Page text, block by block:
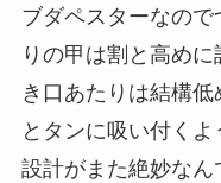
ブダペスターなの
りの甲は割と高め
き口あたりは結構
とタンに吸い付く
設計がまた絶妙なん